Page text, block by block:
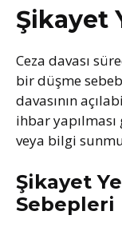
Şikayet
Ceza davası
bir düşme
davasının
ihbar
veya bilgi
Şikayet
Sebepleri